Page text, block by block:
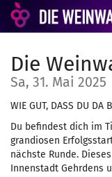
Zum
Haupt-
springen
Die
Sa, 31. Mai 2025
WIE GUT, DASS DU DA
Du befindest dich im
grandiosen
nächste Runde.
Innenstadt Gehrdens